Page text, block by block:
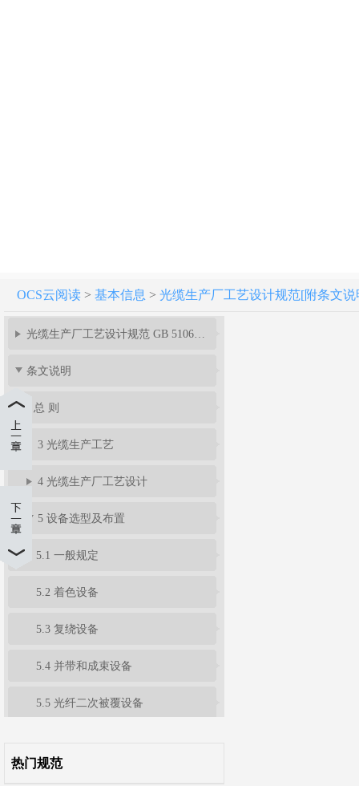
OCS云阅读> 基本信息 > 光缆生产厂工艺设计规范[附条文说
条文说明
1 总 则
3 光缆生产工艺
4 光缆生产厂工艺设计
5 设备选型及布置
5.1 一般规定
5.2 着色设备
5.3 复绕设备
5.4 并带和成束设备
5.5 光纤二次被覆设备
热门规范